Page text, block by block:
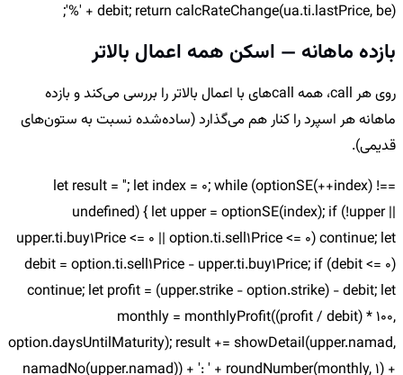
debit; return calcRateChange(ua.ti.lastPrice, be) + '%';
بازده ماهانه — اسکن همه اعمال بالاتر
روی هر call، همه callهای با اعمال بالاتر را بررسی می‌کند و بازده
ماهانه هر اسپرد را کنار هم می‌گذارد (ساده‌شده نسبت به ستون‌های
قدیمی).
let result = ''; let index = 0; while (optionSE(++index) !==
undefined) { let upper = optionSE(index); if (!upper ||
upper.ti.buy1Price <= 0 || option.ti.sell1Price <= 0) continue; let
debit = option.ti.sell1Price - upper.ti.buy1Price; if (debit <= 0)
continue; let profit = (upper.strike - option.strike) - debit; let
monthly = monthlyProfit((profit / debit) * 100,
option.daysUntilMaturity); result += showDetail(upper.namad,
namadNo(upper.namad)) + ': ' + roundNumber(monthly, 1) +